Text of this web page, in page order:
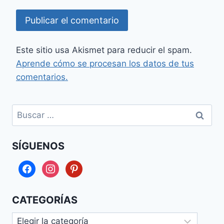
Este sitio usa Akismet para reducir el spam.
Aprende cómo se procesan los datos de tus
comentarios.
Buscar:
SÍGUENOS
facebookinstagrampinterest
CATEGORÍAS
Categorías